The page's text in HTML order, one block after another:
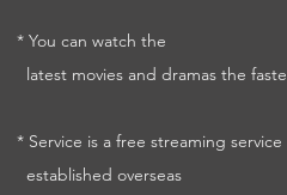
* You can watch the
latest movies and dramas the
* Service is a free streaming service
established overseas